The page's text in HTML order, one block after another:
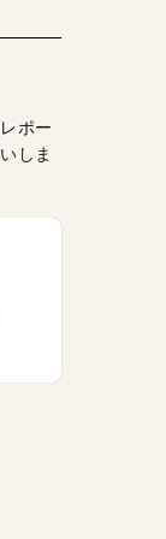
ポー
しま